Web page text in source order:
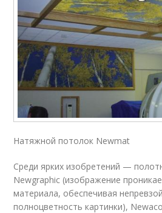
Натяжной потолок Newmat
Среди ярких изобретений —
Newgraphic (изображение
материала, обеспечивая
полноцветность картинки),